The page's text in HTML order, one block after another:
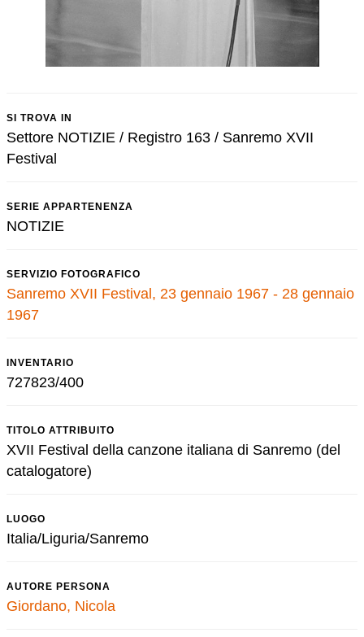
SI TROVA IN
Settore NOTIZIE / Registro 163 / Sanremo XVII
Festival
SERIE APPARTENENZA
NOTIZIE
SERVIZIO FOTOGRAFICO
Sanremo XVII Festival, 23 gennaio 1967 - 28 gennaio
1967
INVENTARIO
727823/400
TITOLO ATTRIBUITO
XVII Festival della canzone italiana di Sanremo (del
catalogatore)
LUOGO
Italia/Liguria/Sanremo
AUTORE PERSONA
Giordano, Nicola